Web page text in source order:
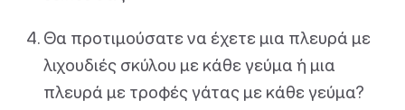
Θα προτιμούσατε να έχετε μια πλευρά με
λιχουδιές σκύλου με κάθε γεύμα ή μια
πλευρά με τροφές γάτας με κάθε γεύμα?